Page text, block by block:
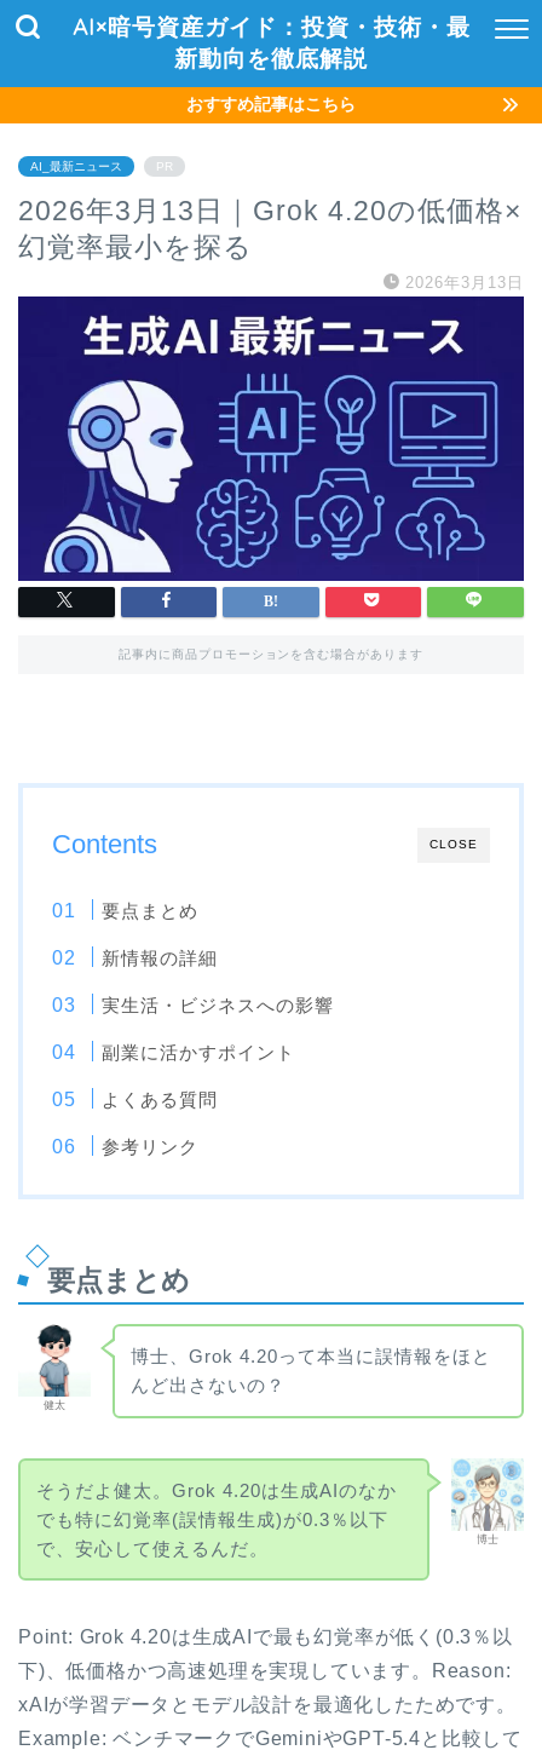
AI×暗号資産ガイド：投資・技術・最
新動向を徹底解説
おすすめ記事はこちら
AI_最新ニュース PR
2026年3月13日｜Grok 4.20の低価格×
幻覚率最小を探る
2026年3月13日
記事内に商品プロモーションを含む場合があります
CLOSE
Contents
要点まとめ
新情報の詳細
実生活・ビジネスへの影響
副業に活かすポイント
よくある質問
参考リンク
要点まとめ
健太
博士、Grok 4.20って本当に誤情報をほと
んど出さないの？
博士
そうだよ健太。Grok 4.20は生成AIのなか
でも特に幻覚率(誤情報生成)が0.3％以下
で、安心して使えるんだ。
Point: Grok 4.20は生成AIで最も幻覚率が低く(0.3％以
下)、低価格かつ高速処理を実現しています。Reason:
xAIが学習データとモデル設計を最適化したためです。
Example: ベンチマークでGeminiやGPT-5.4と比較して